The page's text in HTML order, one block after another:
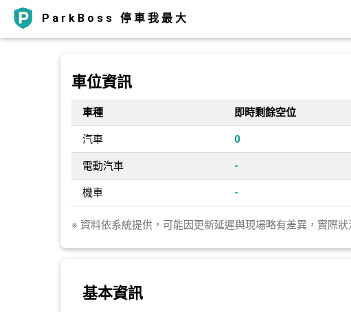
ParkBoss 停車我最大
車位資訊
車種 即時剩餘空位
汽車 0
電動汽車 -
機車 -
※ 資料依系統提供，可能因更新延遲與現場略有差異，實際狀
基本資訊